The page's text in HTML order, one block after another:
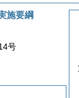
施要綱
号